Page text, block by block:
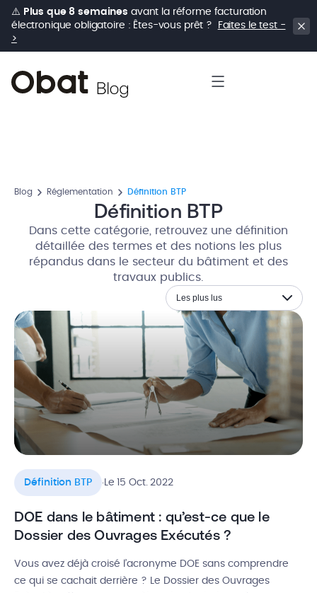
⚠️ Plus que 8 semaines avant la réforme facturation
électronique obligatoire : Êtes-vous prêt ?
Faites le test -
>
Blog Réglementation Définition BTP
Définition BTP
Dans cette catégorie, retrouvez une définition
détaillée des termes et des notions les plus
répandus dans le secteur du bâtiment et des
travaux publics.
Les plus lus
Définition BTP .Le 15 Oct. 2022
DOE dans le bâtiment : qu’est-ce que le
Dossier des Ouvrages Exécutés ?
Vous avez déjà croisé l’acronyme DOE sans comprendre
ce qui se cachait derrière ? Le Dossier des Ouvrages